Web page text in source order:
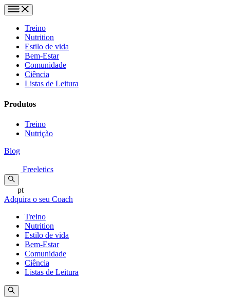
Treino
Nutrition
Estilo de vida
Bem-Estar
Comunidade
Ciência
Listas de Leitura
Produtos
Treino
Nutrição
Blog
Freeletics
pt
Adquira o seu Coach
Treino
Nutrition
Estilo de vida
Bem-Estar
Comunidade
Ciência
Listas de Leitura